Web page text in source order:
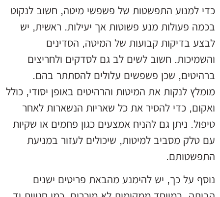
כדי למנוע התפשטות של פשפשי מיטה, חשוב לנקוט
בכמה פעולות מנע פשוטות אך יעילות. ראשית, יש
לבצע בדיקות קבועות של המיטה, הסדינים
והשמיכות. חשוב לשים לב גם לסדקים ולחריצים
ברהיטים, שכן פשפשים עלולים להסתתר בהם.
מומלץ לנקות את המיטות והרהיטים באופן יסודי, כולל
ואקום, כדי להסיר את כל שאריות הנשארות לאחר
טיפול. ניתן גם להניח אמצעים כגון פחמים או שקיות
עם טלק מסביב למיטות, שיכולים לעזור במניעת
התפשטותם.
נוסף על כך, יש להימנע מהבאת פריטים ישנים